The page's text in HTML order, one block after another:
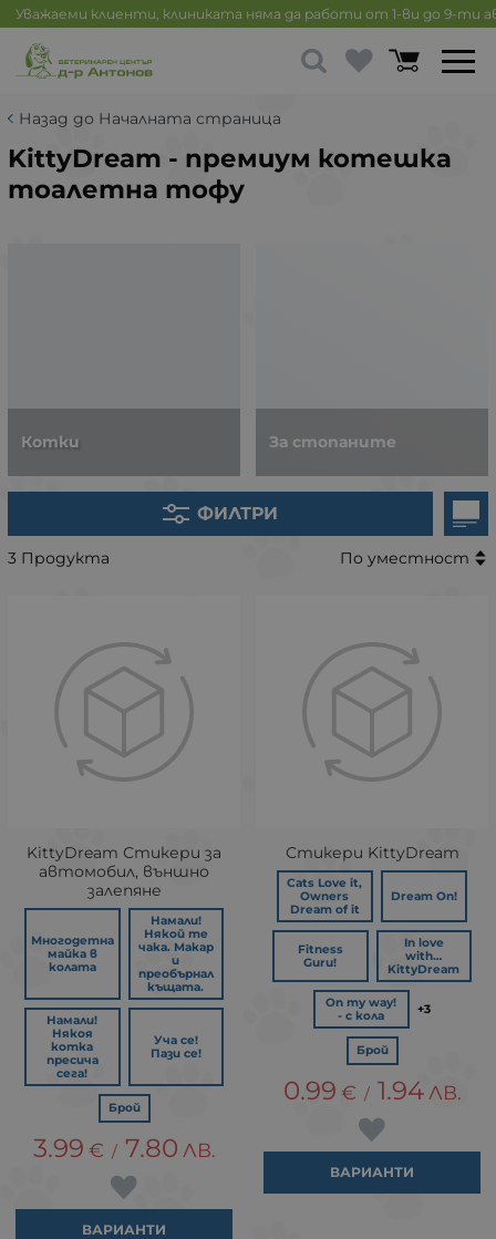
Уважаеми клиенти, клиниката няма да работи от 1-ви до 9-ти
Назад до Началната страница
KittyDream - премиум котешка
тоалетна тофу
Котки За стопаните
ФИЛТРИ
3 Продукта По уместност
KittyDream Стикери за
автомобил, външно
залепяне
Многодетна
майка в
колата
Намали!
Някой те
чака. Макар
и
преобърнал
къщата.
Намали!
Някоя
котка
пресича
сега!
Уча се!
Пази се!
Брой
3.99 € / 7.80 ЛВ.
ВАРИАНТИ
Стикери KittyDream
Cats Love it,
Owners
Dream of it
Dream On!
Fitness
Guru!
In love
with…
KittyDream
On my way!
- с кола
+3
Брой
0.99 € / 1.94 ЛВ.
ВАРИАНТИ